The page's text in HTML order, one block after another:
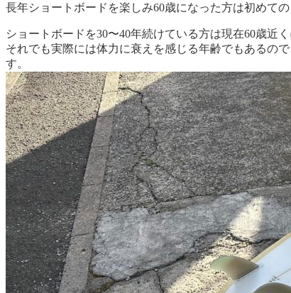
長年ショートボードを楽しみ60歳になった方は初めての
ショートボードを30〜40年続けている方は現在60歳近
それでも実際には体力に衰えを感じる年齢でもあるの
す。